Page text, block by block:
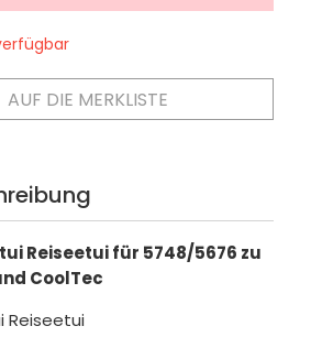
AUF DIE MERKLISTE
Reiseetui für 5748/5676 zu
CoolTec
Reiseetui